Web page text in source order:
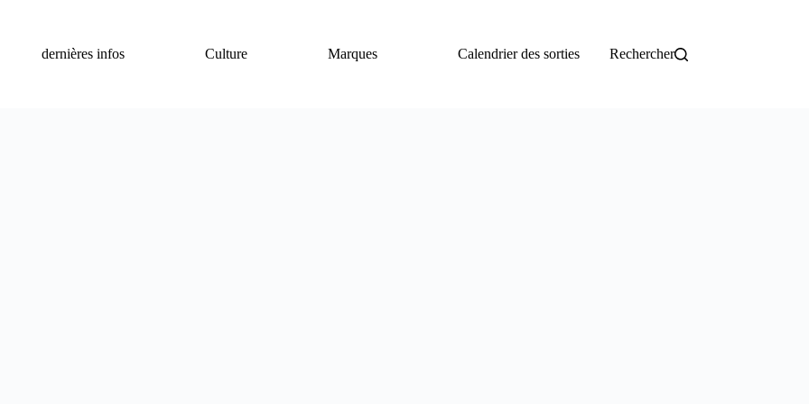
dernières infos
Culture Marques Calendrier des sorties Rechercher